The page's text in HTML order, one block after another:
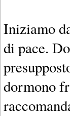
Iniziamo
di pace.
dormono